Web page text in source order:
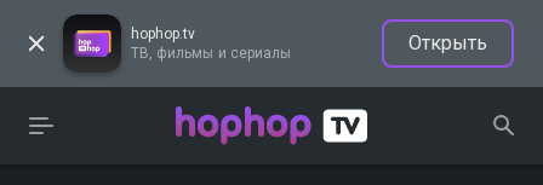
hophop.tv
ТВ, фильмы и сериалы
Открыть